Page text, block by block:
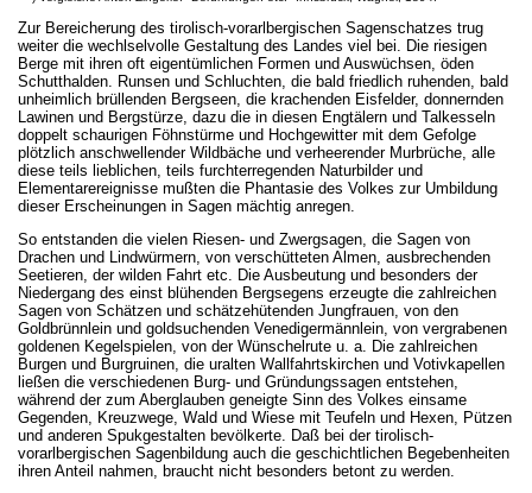
Zur Bereicherung des tirolisch-vorarlbergischen Sagenschatzes trug
weiter die wechlselvolle Gestaltung des Landes viel bei. Die riesigen
Berge mit ihren oft eigentümlichen Formen und Auswüchsen, öden
Schutthalden. Runsen und Schluchten, die bald friedlich ruhenden, bald
unheimlich brüllenden Bergseen, die krachenden Eisfelder, donnernden
Lawinen und Bergstürze, dazu die in diesen Engtälern und Talkesseln
doppelt schaurigen Föhnstürme und Hochgewitter mit dem Gefolge
plötzlich anschwellender Wildbäche und verheerender Murbrüche, alle
diese teils lieblichen, teils furchterregenden Naturbilder und
Elementarereignisse mußten die Phantasie des Volkes zur Umbildung
dieser Erscheinungen in Sagen mächtig anregen.
So entstanden die vielen Riesen- und Zwergsagen, die Sagen von
Drachen und Lindwürmern, von verschütteten Almen, ausbrechenden
Seetieren, der wilden Fahrt etc. Die Ausbeutung und besonders der
Niedergang des einst blühenden Bergsegens erzeugte die zahlreichen
Sagen von Schätzen und schätzehütenden Jungfrauen, von den
Goldbrünnlein und goldsuchenden Venedigermännlein, von vergrabenen
goldenen Kegelspielen, von der Wünschelrute u. a. Die zahlreichen
Burgen und Burgruinen, die uralten Wallfahrtskirchen und Votivkapellen
ließen die verschiedenen Burg- und Gründungssagen entstehen,
während der zum Aberglauben geneigte Sinn des Volkes einsame
Gegenden, Kreuzwege, Wald und Wiese mit Teufeln und Hexen, Pützen
und anderen Spukgestalten bevölkerte. Daß bei der tirolisch-
vorarlbergischen Sagenbildung auch die geschichtlichen Begebenheiten
ihren Anteil nahmen, braucht nicht besonders betont zu werden.